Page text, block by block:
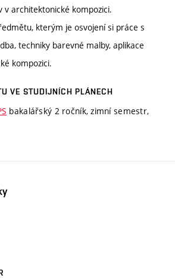
v architektonické kompozici.
kterým je osvojení si práce s
techniky barevné malby, aplikace
kompozici.
VE STUDIJNÍCH PLÁNECH
bakalářský 2 ročník, zimní semestr,